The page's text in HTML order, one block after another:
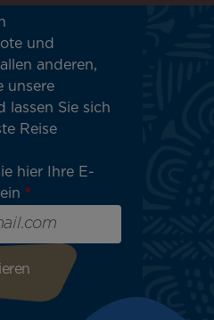
und
anderen,
unsere
lassen Sie sich
Reise
hier Ihre E-